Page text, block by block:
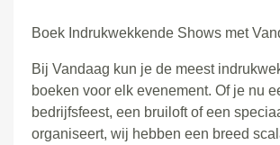
Boek Indrukwekkende Shows met
Bij Vandaag kun je de meest
boeken voor elk evenement. Of je nu
bedrijfsfeest, een bruiloft of een
organiseert, wij hebben een breed